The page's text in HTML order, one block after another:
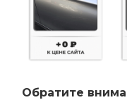
Обратите